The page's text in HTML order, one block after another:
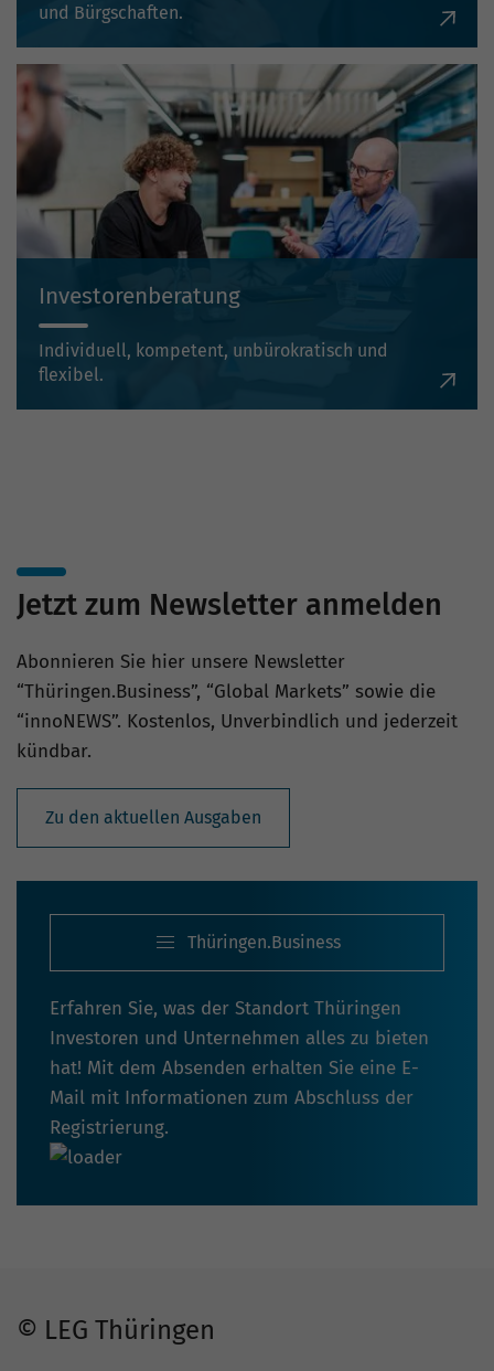
und Bürgschaften.
Investorenberatung
Individuell, kompetent, unbürokratisch und
flexibel.
Jetzt zum Newsletter anmelden
Abonnieren Sie hier unsere Newsletter
“Thüringen.Business”, “Global Markets” sowie die
“innoNEWS”. Kostenlos, Unverbindlich und jederzeit
kündbar.
Zu den aktuellen Ausgaben
Thüringen.Business
Erfahren Sie, was der Standort Thüringen
Investoren und Unternehmen alles zu bieten
hat! Mit dem Absenden erhalten Sie eine E-
Mail mit Informationen zum Abschluss der
Registrierung.
© LEG Thüringen